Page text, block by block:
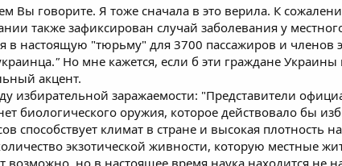
Вы говорите. Я тоже сначала в это верила. К
также зафиксирован случай заболевания у
в настоящую "тюрьму" для 3700 пассажиров и членов
" Но мне кажется, если б эти граждане
акцент.
избирательной заражаемости: "Представители
биологического оружия, которое действовало бы
способствует климат в стране и высокая плотность
экзотической живности, которую местные
возможно, но в настоящее время наука находится не